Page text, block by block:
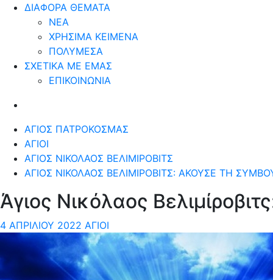
ΔΙΑΦΟΡΑ ΘΕΜΑΤΑ
ΝΕΑ
ΧΡΗΣΙΜΑ ΚΕΙΜΕΝΑ
ΠΟΛΥΜΕΣΑ
ΣΧΕΤΙΚΑ ΜΕ ΕΜΑΣ
ΕΠΙΚΟΙΝΩΝΙΑ
ΆΓΙΟΣ ΠΑΤΡΟΚΟΣΜΆΣ
ΆΓΙΟΙ
ΆΓΙΟΣ ΝΙΚΌΛΑΟΣ ΒΕΛΙΜΊΡΟΒΙΤΣ
ΆΓΙΟΣ ΝΙΚΌΛΑΟΣ ΒΕΛΙΜΊΡΟΒΙΤΣ: ΆΚΟΥΣΕ ΤΗ
Άγιος Νικόλαος
4 ΑΠΡΙΛΊΟΥ 2022 ΆΓΙΟΙ